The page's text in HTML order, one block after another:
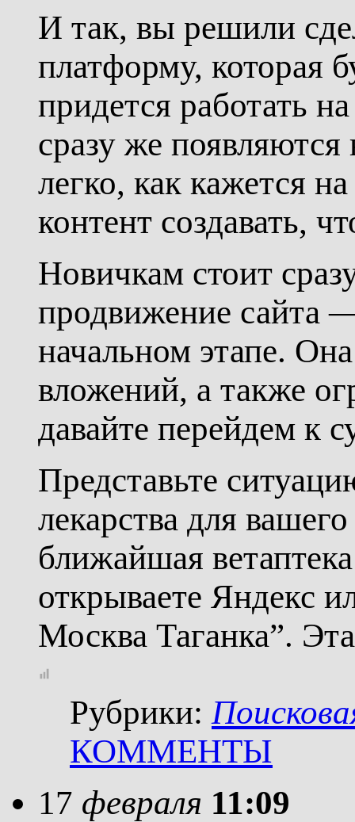
И так, вы решили
платформу, которая
придется работать
сразу же появляются
легко, как кажется
контент создавать,
Новичкам стоит
продвижение сайта
начальном этапе.
вложений, а также
давайте перейдем к
Представьте
лекарства для
ближайшая
открываете Яндекс
Москва Таганка”.
Рубрики:
КОММЕНТЫ
17 февраля 11:09